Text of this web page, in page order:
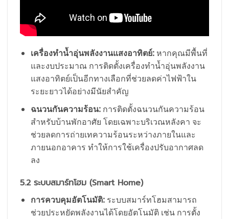
เครื่องทำน้ำอุ่นพลังงานแสงอาทิตย์:หากคุณมีพื้นที่
และงบประมาณ การติดตั้งเครื่องทำน้ำอุ่นพลังงาน
แสงอาทิตย์เป็นอีกทางเลือกที่ช่วยลดค่าไฟฟ้าใน
ระยะยาวได้อย่างมีนัยสำคัญ
ฉนวนกันความร้อน:การติดตั้งฉนวนกันความร้อน
สำหรับบ้านพักอาศัย โดยเฉพาะบริเวณหลังคา จะ
ช่วยลดการถ่ายเทความร้อนระหว่างภายในและ
ภายนอกอาคาร ทำให้การใช้เครื่องปรับอากาศลด
ลง
5.2 ระบบสมาร์ทโฮม (Smart Home)
การควบคุมอัตโนมัติ:ระบบสมาร์ทโฮมสามารถ
ช่วยประหยัดพลังงานได้โดยอัตโนมัติ เช่น การตั้ง